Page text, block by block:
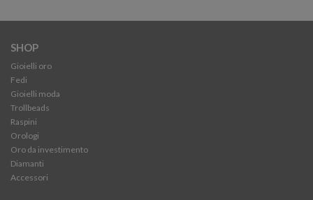
SHOP
Gioielli oro
Fedi
Gioielli moda
Trollbeads
Raspini
Orologi
Oro da investimento
Diamanti
Accessori